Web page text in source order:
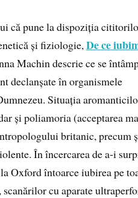
că pune la dispoziția
și fiziologie,De ce
Machin descrie ce se
declanșate în organismele
Situația
și poliamoria (acceptarea
britanic, precum
În încercarea de a-i
Oxford întoarce iubirea pe
cu aparate